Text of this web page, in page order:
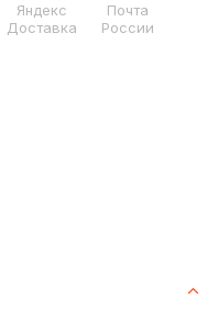
Яндекс
Доставка
Почта
России